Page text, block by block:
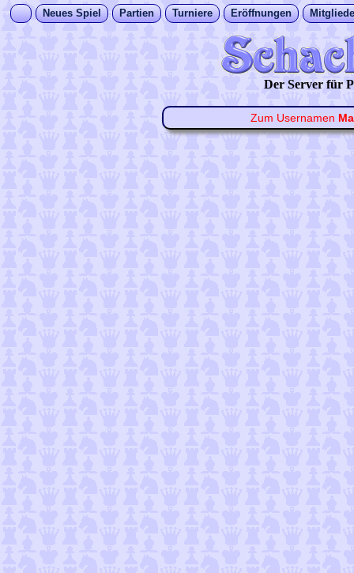
Neues Spiel Partien Turniere Eröffnungen
Der Server für
Zum Usernamen